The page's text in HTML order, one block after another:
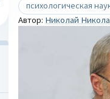
психологическая
Автор: Николай